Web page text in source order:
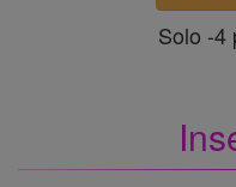
Solo -4